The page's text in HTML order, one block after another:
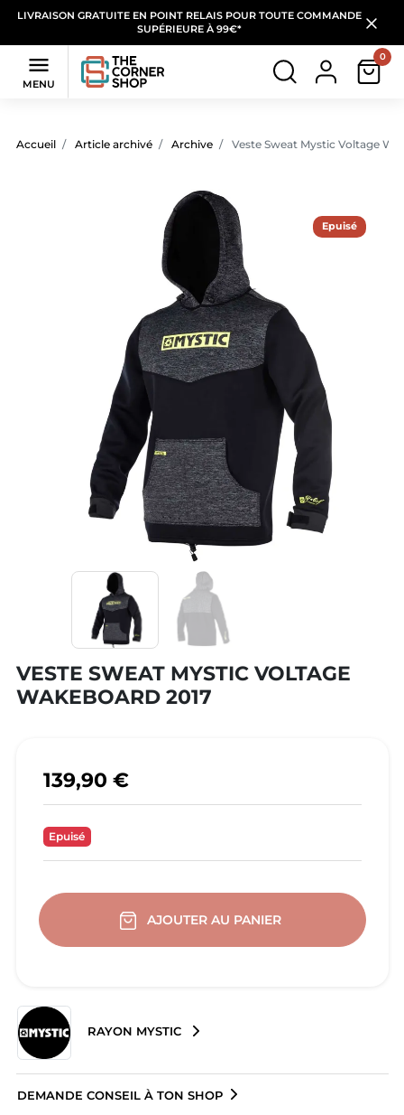
LIVRAISON GRATUITE EN POINT RELAIS POUR TOUTE COMMANDE
SUPÉRIEURE À 99€*

MENU
0
Accueil Article archivé Archive Veste Sweat Mystic Voltage
Epuisé
VESTE SWEAT MYSTIC VOLTAGE
WAKEBOARD 2017
139,90 €
Epuisé
AJOUTER AU PANIER
RAYON MYSTIC
DEMANDE CONSEIL À TON SHOP